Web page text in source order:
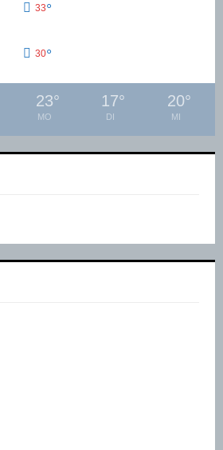
33°
30°
23°
MO
17°
DI
20°
MI